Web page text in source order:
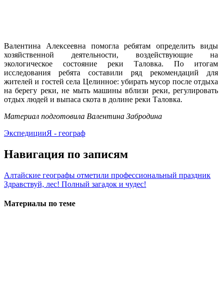
Валентина Алексеевна помогла ребятам определить виды
хозяйственной деятельности, воздействующие на
экологическое состояние реки Таловка. По итогам
исследования ребята составили ряд рекомендаций для
жителей и гостей села Целинное: убирать мусор после отдыха
на берегу реки, не мыть машины вблизи реки, регулировать
отдых людей и выпаса скота в долине реки Таловка.
Материал подготовила Валентина Забродина
ЭкспедицииЯ - географ
Навигация по записям
Алтайские географы отметили профессиональный праздник
Здравствуй, лес! Полный загадок и чудес!
Материалы по теме